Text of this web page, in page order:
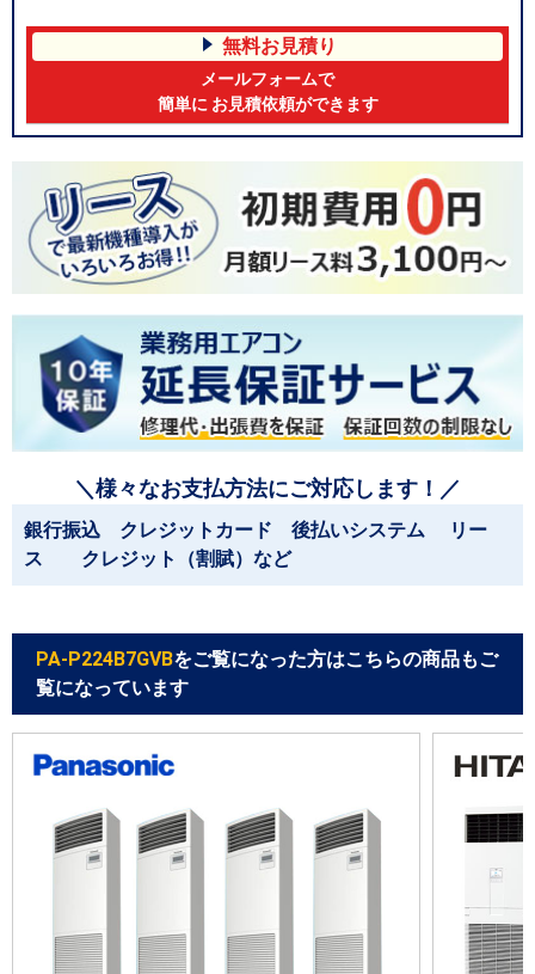
無料お見積り
メールフォームで
簡単に お見積依頼ができます
＼様々なお支払方法にご対応します！／
銀行振込 クレジットカード 後払いシステム リー
ス クレジット（割賦）など
PA-P224B7GVBをご覧になった方はこちらの商品もご
覧になっています